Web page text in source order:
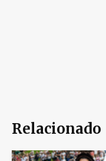
Relacionado